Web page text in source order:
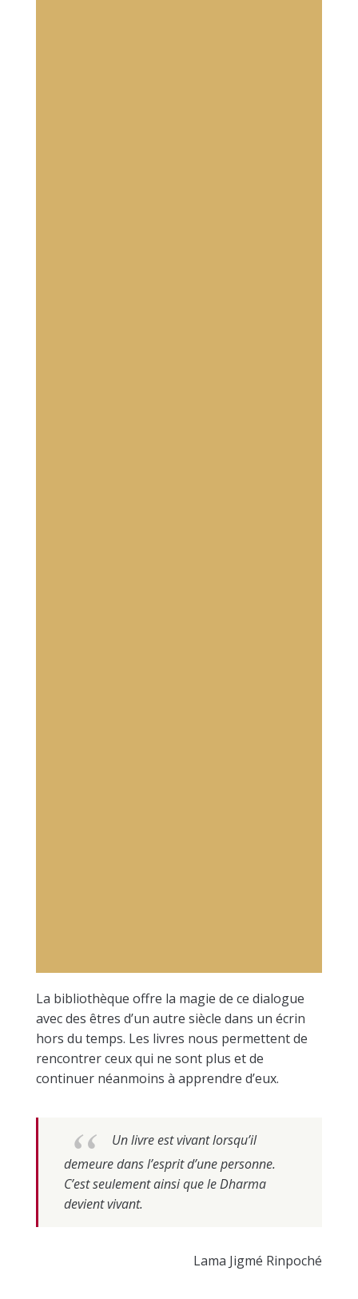
La bibliothèque offre la magie de ce dialogue
avec des êtres d’un autre siècle dans un écrin
hors du temps. Les livres nous permettent de
rencontrer ceux qui ne sont plus et de
continuer néanmoins à apprendre d’eux.
Un livre est vivant lorsqu’il
demeure dans l’esprit d’une personne.
C’est seulement ainsi que le Dharma
devient vivant.
Lama Jigmé Rinpoché